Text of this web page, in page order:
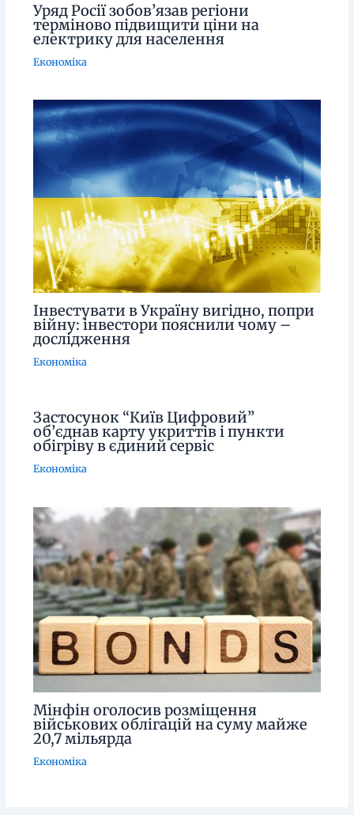
Уряд Росії зобов’язав регіони
терміново підвищити ціни на
електрику для населення
Економіка
Інвестувати в Україну вигідно, попри
війну: інвестори пояснили чому –
дослідження
Економіка
Застосунок “Київ Цифровий”
об’єднав карту укриттів і пункти
обігріву в єдиний сервіс
Економіка
Мінфін оголосив розміщення
військових облігацій на суму майже
20,7 мільярда
Економіка